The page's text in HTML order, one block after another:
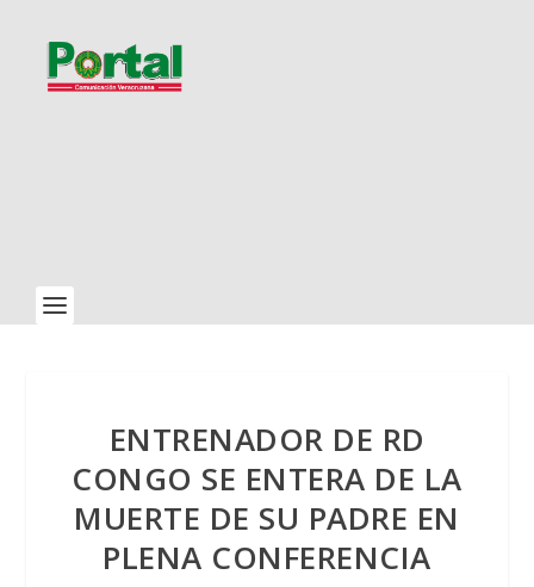
ENTRENADOR DE RD
CONGO SE ENTERA DE LA
MUERTE DE SU PADRE EN
PLENA CONFERENCIA